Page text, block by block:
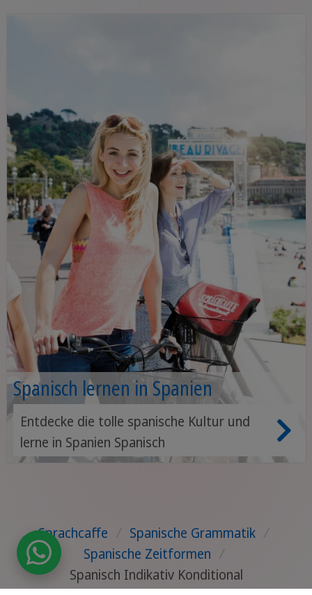
Spanisch lernen in Spanien
Entdecke die tolle spanische Kultur und
lerne in Spanien Spanisch
Sprachcaffe / Spanische Grammatik /
Spanische Zeitformen /
Spanisch Indikativ Konditional